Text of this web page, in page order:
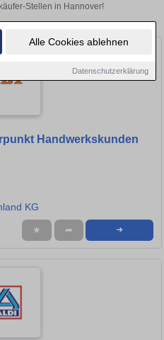
Alle Cookies ablehnen
Datenschutzerklärung
Stellen in Hannover!
Handwerkskunden
KG
★ ➦ ➜